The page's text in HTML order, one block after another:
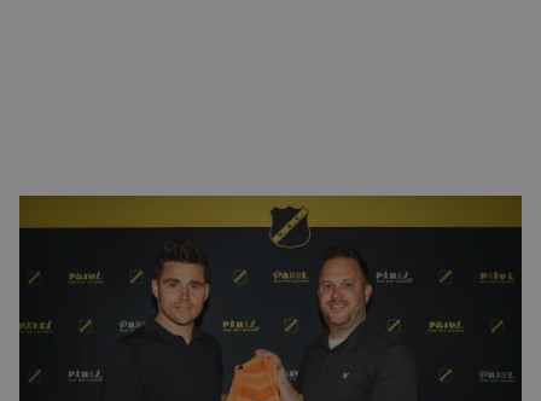
Het Bredase installatiebedrijf ziet haar logo ook tijdens
het nieuwe voetbalseizoen prominent zichtbaar op de
mouw van de officiële wedstrijdtenues van het eerste
elftal van NAC. Thijs van den Buijs zette afgelopen week
zijn handtekening onder de nieuwe overeenkomst.